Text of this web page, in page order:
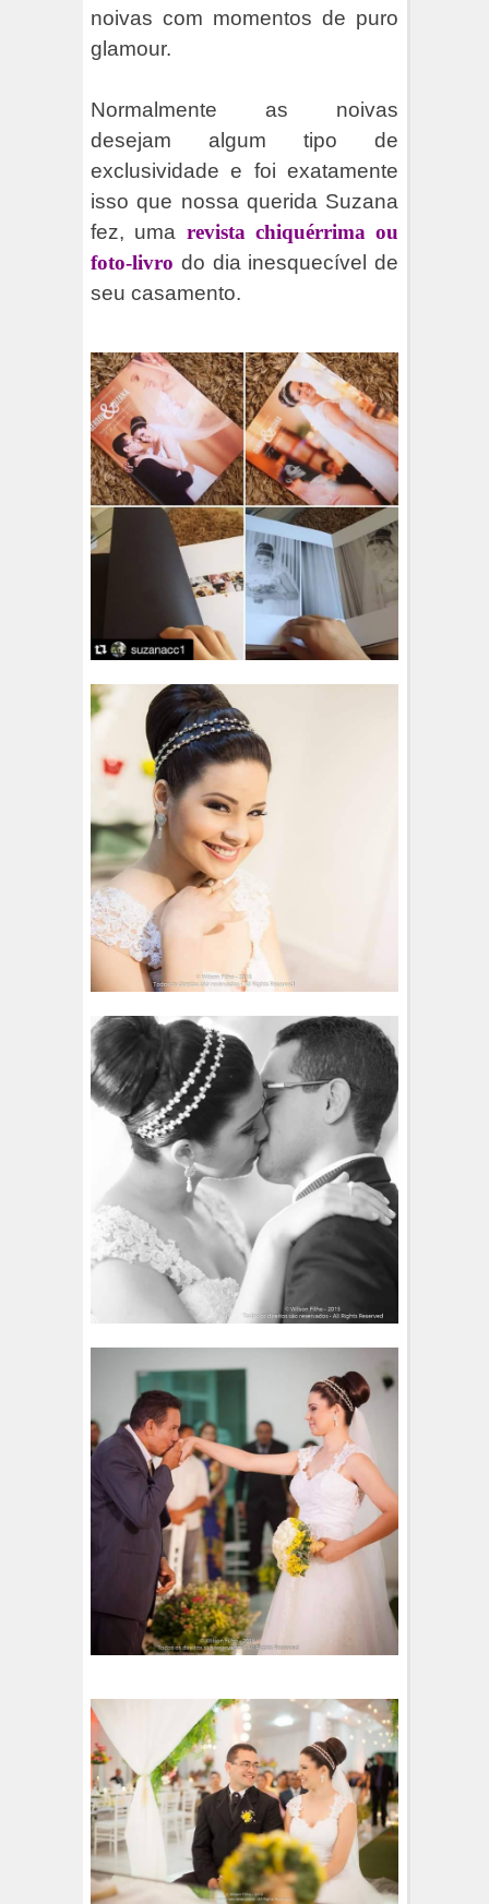
noivas com momentos de puro
glamour.
Normalmente as noivas
desejam algum tipo de
exclusividade e foi exatamente
isso que nossa querida Suzana
fez, uma revista chiquérrima ou
foto-livro do dia inesquecível de
seu casamento.